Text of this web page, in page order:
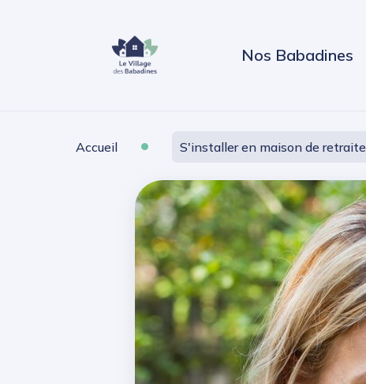
Nos Babadines
Accueil • S'installer en maison de retraite